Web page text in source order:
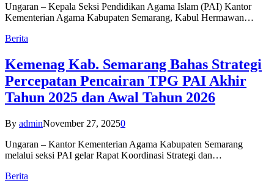
Ungaran – Kepala Seksi Pendidikan Agama Islam (PAI) Kantor
Kementerian Agama Kabupaten Semarang, Kabul Hermawan…
Berita
Kemenag Kab. Semarang Bahas Strategi
Percepatan Pencairan TPG PAI Akhir
Tahun 2025 dan Awal Tahun 2026
By adminNovember 27, 20250
Ungaran – Kantor Kementerian Agama Kabupaten Semarang
melalui seksi PAI gelar Rapat Koordinasi Strategi dan…
Berita